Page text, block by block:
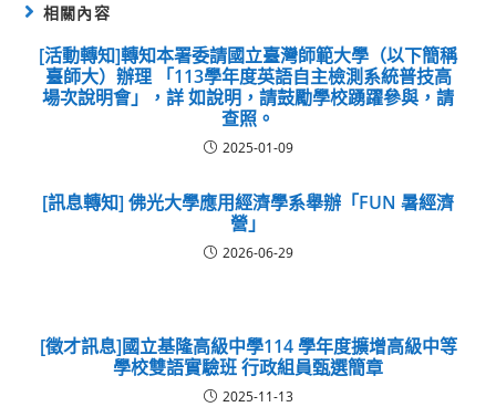
相關內容
[活動轉知]轉知本署委請國立臺灣師範大學（以下簡稱
臺師大）辦理 「113學年度英語自主檢測系統普技高
場次說明會」，詳 如說明，請鼓勵學校踴躍參與，請
查照。
2025-01-09
[訊息轉知] 佛光大學應用經濟學系舉辦「FUN 暑經濟
營」
2026-06-29
[徵才訊息]國立基隆高級中學114 學年度擴增高級中等
學校雙語實驗班 行政組員甄選簡章
2025-11-13